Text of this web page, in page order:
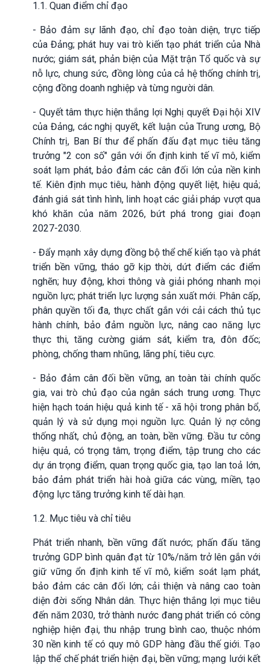
1.1. Quan điểm chỉ đạo
- Bảo đảm sự lãnh đạo, chỉ đạo toàn diện, trực tiếp
của Đảng; phát huy vai trò kiến tạo phát triển của Nhà
nước; giám sát, phản biện của Mặt trận Tổ quốc và sự
nỗ lực, chung sức, đồng lòng của cả hệ thống chính trị,
cộng đồng doanh nghiệp và từng người dân.
- Quyết tâm thực hiện thắng lợi Nghị quyết Đại hội XIV
của Đảng, các nghị quyết, kết luận của Trung ương, Bộ
Chính trị, Ban Bí thư để phấn đấu đạt mục tiêu tăng
trưởng "2 con số" gắn với ổn định kinh tế vĩ mô, kiểm
soát lạm phát, bảo đảm các cân đối lớn của nền kinh
tế. Kiên định mục tiêu, hành động quyết liệt, hiệu quả;
đánh giá sát tình hình, linh hoạt các giải pháp vượt qua
khó khăn của năm 2026, bứt phá trong giai đoạn
2027-2030.
- Đẩy mạnh xây dựng đồng bộ thể chế kiến tạo và phát
triển bền vững, tháo gỡ kịp thời, dứt điểm các điểm
nghẽn; huy động, khơi thông và giải phóng nhanh mọi
nguồn lực; phát triển lực lượng sản xuất mới. Phân cấp,
phân quyền tối đa, thực chất gắn với cải cách thủ tục
hành chính, bảo đảm nguồn lực, nâng cao năng lực
thực thi, tăng cường giám sát, kiểm tra, đôn đốc;
phòng, chống tham nhũng, lãng phí, tiêu cực.
- Bảo đảm cân đối bền vững, an toàn tài chính quốc
gia, vai trò chủ đạo của ngân sách trung ương. Thực
hiện hạch toán hiệu quả kinh tế - xã hội trong phân bổ,
quản lý và sử dụng mọi nguồn lực. Quản lý nợ công
thống nhất, chủ động, an toàn, bền vững. Đầu tư công
hiệu quả, có trọng tâm, trọng điểm, tập trung cho các
dự án trọng điểm, quan trọng quốc gia, tạo lan toả lớn,
bảo đảm phát triển hài hoà giữa các vùng, miền, tạo
động lực tăng trưởng kinh tế dài hạn.
1.2. Mục tiêu và chỉ tiêu
Phát triển nhanh, bền vững đất nước; phấn đấu tăng
trưởng GDP bình quân đạt từ 10%/năm trở lên gắn với
giữ vững ổn định kinh tế vĩ mô, kiểm soát lạm phát,
bảo đảm các cân đối lớn; cải thiện và nâng cao toàn
diện đời sống Nhân dân. Thực hiện thắng lợi mục tiêu
đến năm 2030, trở thành nước đang phát triển có công
nghiệp hiện đại, thu nhập trung bình cao, thuộc nhóm
30 nền kinh tế có quy mô GDP hàng đầu thế giới. Tạo
lập thể chế phát triển hiện đại, bền vững; mạng lưới kết